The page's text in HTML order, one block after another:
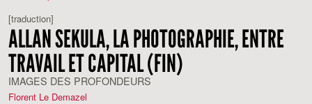
[traduction]
ALLAN SEKULA, LA PHOTOGRAPHIE, ENTRE
TRAVAIL ET CAPITAL (FIN)
IMAGES DES PROFONDEURS
Florent Le Demazel